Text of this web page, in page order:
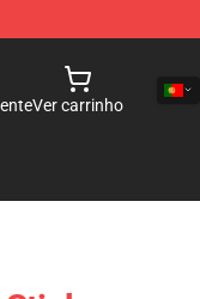
Ver carrinho